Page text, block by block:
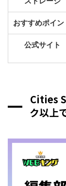
おすすめポイン
公式サイト
Cities
ク以上